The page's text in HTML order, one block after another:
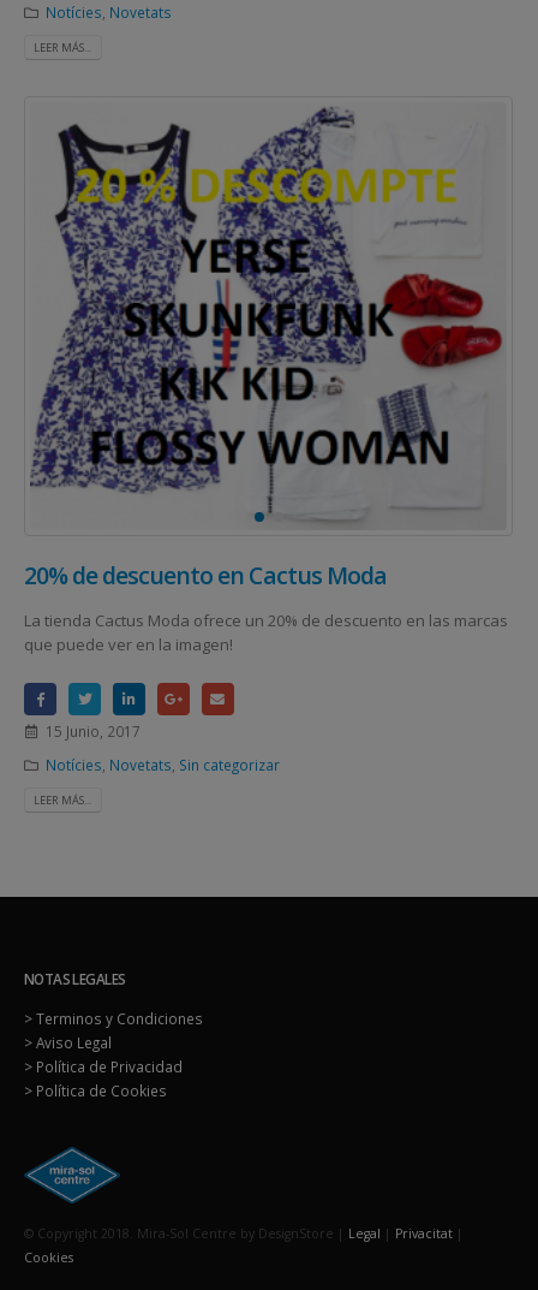
Notícies Novetats
LEER MÁS...
20% de descuento en Cactus Moda
La tienda Cactus Moda ofrece un 20% de descuento en las marcas
que puede ver en la imagen!
15 Junio, 2017
Notícies, Novetats, Sin categorizar
LEER MÁS...
NOTAS LEGALES
> Terminos y Condiciones
> Aviso Legal
> Política de Privacidad
> Política de Cookies
© Copyright 2018. Mira-Sol Centre by DesignStore | Legal | Privacitat |
Cookies